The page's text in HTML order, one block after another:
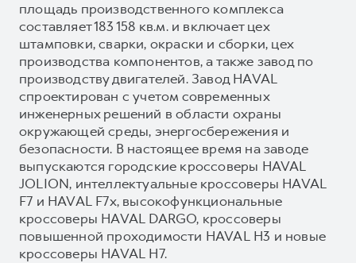
площадь производственного комплекса
составляет 183 158 кв.м. и включает цех
штамповки, сварки, окраски и сборки, цех
производства компонентов, а также завод по
производству двигателей. Завод HAVAL
спроектирован с учетом современных
инженерных решений в области охраны
окружающей среды, энергосбережения и
безопасности. В настоящее время на заводе
выпускаются городские кроссоверы HAVAL
JOLION, интеллектуальные кроссоверы HAVAL
F7 и HAVAL F7x, высокофункциональные
кроссоверы HAVAL DARGO, кроссоверы
повышенной проходимости HAVAL H3 и новые
кроссоверы HAVAL H7.